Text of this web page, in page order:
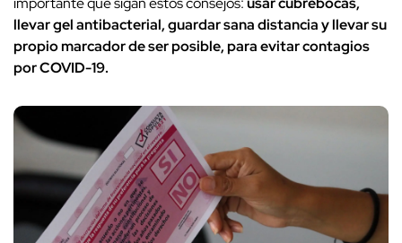
llevar gel antibacterial, guardar sana distancia y llevar su
propio marcador de ser posible, para evitar contagios
por COVID-19.